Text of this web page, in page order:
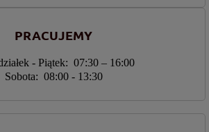
PRACUJEMY
- Piątek: 07:30 – 16:00
Sobota: 08:00 - 13:30